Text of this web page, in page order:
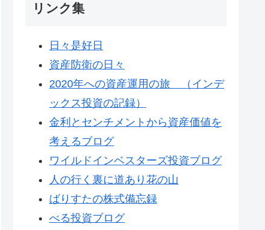
リンク集
日々是好日
資産防衛の日々
2020年への資産運用の旅 （インデ
ックス投資の記録）
金利とセンチメントから資産価値を
考えるブログ
ワイルドインベスターズ投資ブログ
人の行く裏に道あり花の山
ばりすたの株式備忘録
べる投資ブログ